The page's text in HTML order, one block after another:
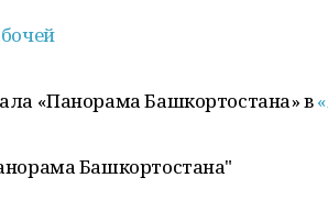
«Панорама Башкортостана» в
Башкортостана"